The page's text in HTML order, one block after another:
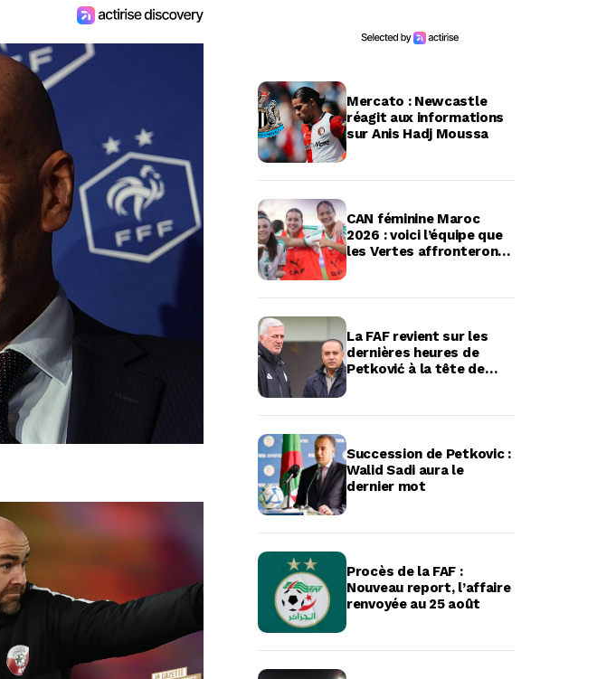
Mercato : Newcastle
réagit aux informations
sur Anis Hadj Moussa
CAN féminine Maroc
2026 : voici l’équipe que
les Vertes affronteront
La FAF revient sur les
dernières heures de
Petković à la tête de
Succession de Petkovic :
Walid Sadi aura le
dernier mot
Procès de la FAF :
Nouveau report, l’affaire
renvoyée au 25 août